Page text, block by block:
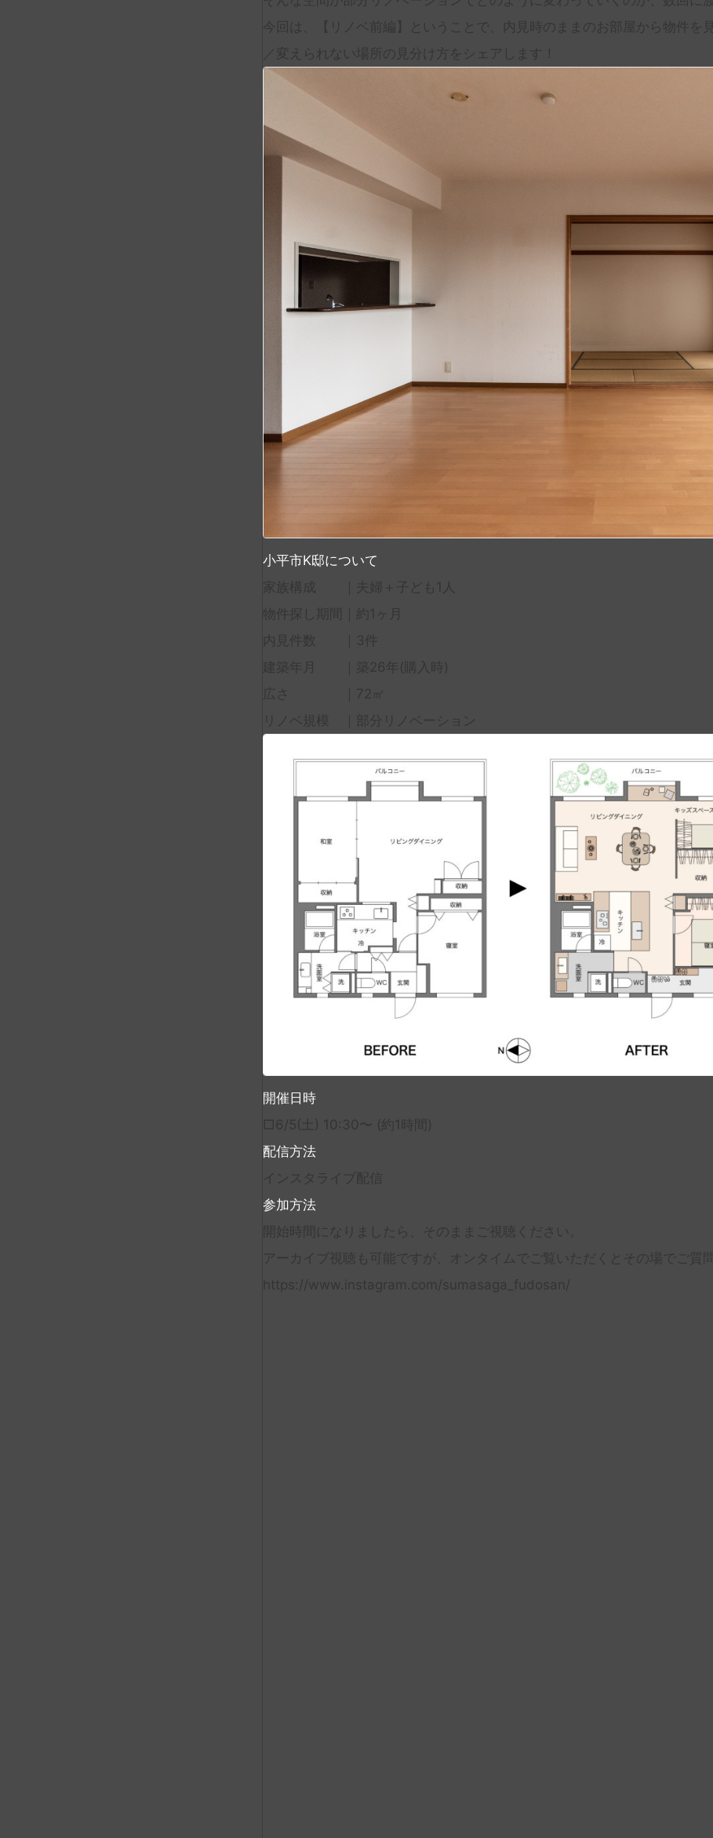
今回は、【リノベ前編】ということで、内見時のままのお部屋から物件を
／変えられない場所の見分け方をシェアします！
小平市K邸について
家族構成 ｜夫婦＋子ども1人
物件探し期間｜約1ヶ月
内見件数 ｜3件
建築年月 ｜築26年(購入時)
広さ ｜72㎡
リノベ規模 ｜部分リノベーション
開催日時
□6/5(土) 10:30〜 (約1時間)
配信方法
インスタライブ配信
参加方法
開始時間になりましたら、そのままご視聴ください。
アーカイブ視聴も可能ですが、オンタイムでご覧いただくとその場でご質
https://www.instagram.com/sumasaga_fudosan/